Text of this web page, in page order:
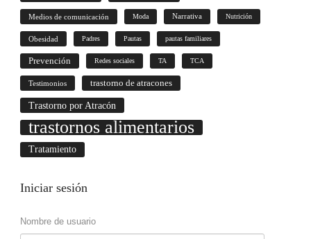
Medios de comunicación Moda Narrativa Nutrición
Obesidad Padres Pautas pautas familiares
Prevención Redes sociales TA TCA
Testimonios trastorno de atracones
Trastorno por Atracón
trastornos alimentarios
Tratamiento
Iniciar sesión
Nombre de usuario